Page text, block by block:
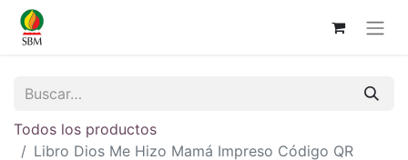
Todos los productos
Libro Dios Me Hizo Mamá Impreso Código QR